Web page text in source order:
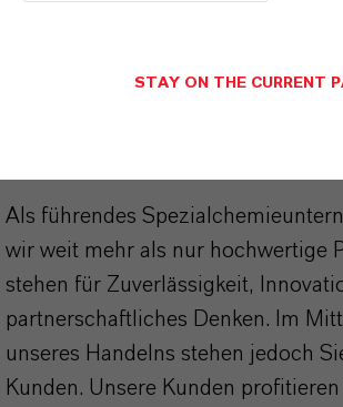
Als führendes
wir weit mehr als nur hochwertige
stehen für Zuverlässigkeit,
partnerschaftliches Denken. Im
unseres Handelns stehen jedoch
Kunden. Unsere Kunden profitieren
STAY ON THE CURRENT